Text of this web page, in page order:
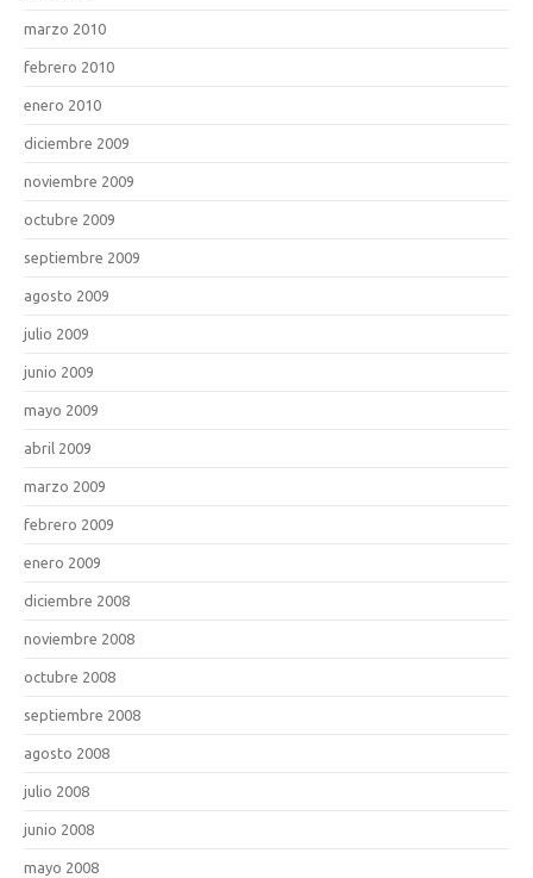
marzo 2010
febrero 2010
enero 2010
diciembre 2009
noviembre 2009
octubre 2009
septiembre 2009
agosto 2009
julio 2009
junio 2009
mayo 2009
abril 2009
marzo 2009
febrero 2009
enero 2009
diciembre 2008
noviembre 2008
octubre 2008
septiembre 2008
agosto 2008
julio 2008
junio 2008
mayo 2008